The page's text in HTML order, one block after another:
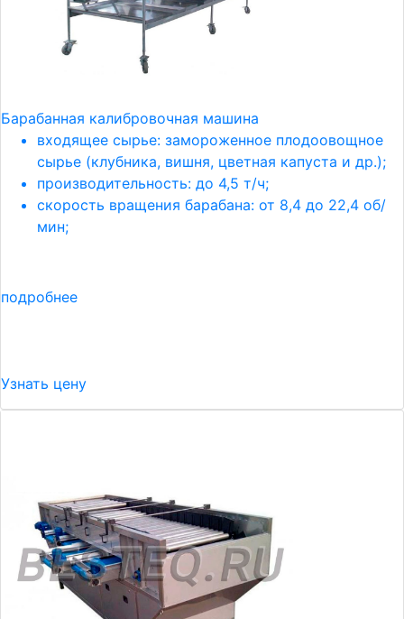
Барабанная калибровочная машина
входящее сырье: замороженное плодоовощное
сырье (клубника, вишня, цветная капуста и др.);
производительность: до 4,5 т/ч;
скорость вращения барабана: от 8,4 до 22,4 об/
мин;
подробнее
Узнать цену